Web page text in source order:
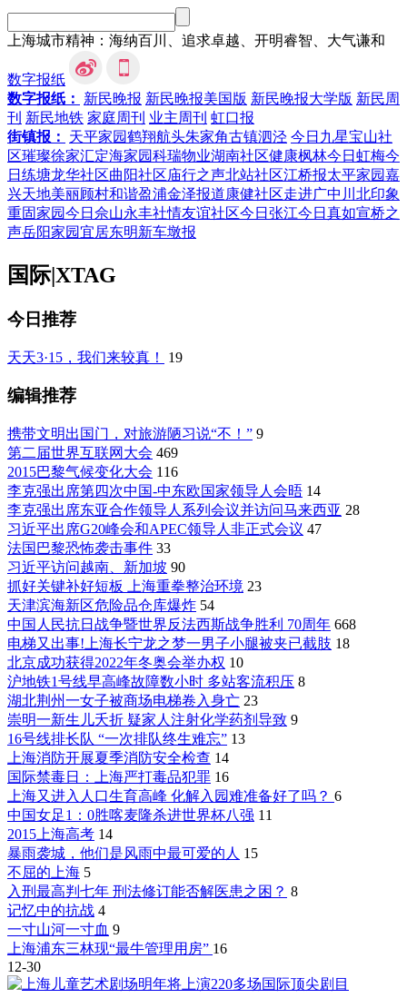
上海城市精神：海纳百川、追求卓越、开明睿智、大气谦和
数字报纸
数字报纸：
新民晚报 新民晚报美国版 新民晚报大学版 新民周
刊 新民地铁 家庭周刊 业主周刊 虹口报
街镇报：
天平家园鹤翔航头朱家角古镇泗泾 今日九星宝山社
区璀璨徐家汇定海家园科瑞物业湖南社区健康枫林今日虹梅今
日练塘龙华社区曲阳社区庙行之声北站社区江桥报太平家园嘉
兴天地美丽顾村和谐盈浦金泽报道康健社区走进广中 川北印象
重固家园今日佘山永丰社情友谊社区今日张江今日真如宣桥之
声岳阳家园宜居东明新车墩报
国际|XTAG
今日推荐
天天3·15，我们来较真！ 19
编辑推荐
携带文明出国门，对旅游陋习说“不！” 9
第二届世界互联网大会 469
2015巴黎气候变化大会 116
李克强出席第四次中国-中东欧国家领导人会晤 14
李克强出席东亚合作领导人系列会议并访问马来西亚 28
习近平出席G20峰会和APEC领导人非正式会议 47
法国巴黎恐怖袭击事件 33
习近平访问越南、新加坡 90
抓好关键补好短板 上海重拳整治环境 23
天津滨海新区危险品仓库爆炸 54
中国人民抗日战争暨世界反法西斯战争胜利 70周年 668
电梯又出事!上海长宁龙之梦一男子小腿被夹已截肢 18
北京成功获得2022年冬奥会举办权 10
沪地铁1号线早高峰故障数小时 多站客流积压 8
湖北荆州一女子被商场电梯卷入身亡 23
崇明一新生儿夭折 疑家人注射化学药剂导致 9
16号线排长队 “一次排队终生难忘” 13
上海消防开展夏季消防安全检查 14
国际禁毒日：上海严打毒品犯罪 16
上海又进入人口生育高峰 化解入园难准备好了吗？ 6
中国女足1：0胜喀麦隆杀进世界杯八强 11
2015上海高考 14
暴雨袭城，他们是风雨中最可爱的人 15
不屈的上海 5
入刑最高判七年 刑法修订能否解医患之困？ 8
记忆中的抗战 4
一寸山河一寸血 9
上海浦东三林现“最牛管理用房” 16
12-30